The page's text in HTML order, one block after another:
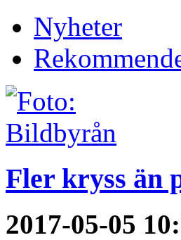
Nyheter
Fler kryss än
2017-05-05